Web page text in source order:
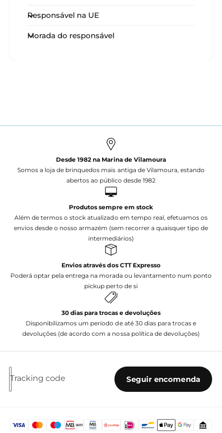
Responsável na UE
Morada do responsável
Desde 1982 na Marina de Vilamoura
Somos a loja de brinquedos mais antiga de Vilamoura, estando
abertos ao público desde 1982
Produtos sempre em stock
Além de termos o stock atualizado em tempo real, efetuamos os
envios desde o nosso armazém (sem recorrer a quaisquer tipo de
intermediários)
Envios através dos CTT Expresso
Poderá optar pela entrega na morada ou levantamento num ponto
pickup perto de si
30 dias para trocas e devoluções
Disponibilizamos um período de até 30 dias para trocas e
devoluções (de acordo com a nossa política de devoluções)
Tracking code Seguir encomenda